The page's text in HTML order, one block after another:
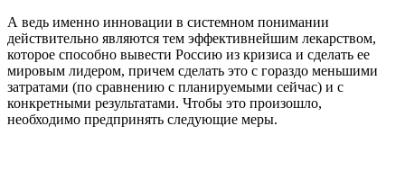
А ведь именно инновации в системном понимании
действительно являются тем эффективнейшим лекарством,
которое способно вывести Россию из кризиса и сделать ее
мировым лидером, причем сделать это с гораздо меньшими
затратами (по сравнению с планируемыми сейчас) и с
конкретными результатами. Чтобы это произошло,
необходимо предпринять следующие меры.